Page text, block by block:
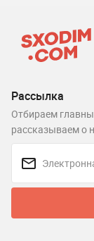
Рассылка
Отбираем
рассказываем о